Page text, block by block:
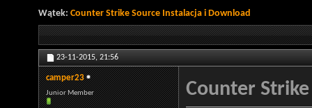
Wątek: Counter Strike Source Instalacja i Download
23-11-2015, 21:56
camper23
Junior Member Counter